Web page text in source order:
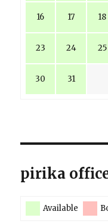
16 17 18
23 24 25
30 31
pirika
Available